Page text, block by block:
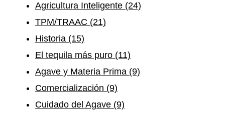
Agricultura Inteligente (24)
TPM/TRAAC (21)
Historia (15)
El tequila más puro (11)
Agave y Materia Prima (9)
Comercialización (9)
Cuidado del Agave (9)